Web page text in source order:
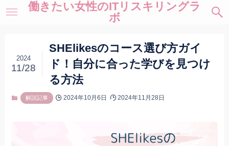
働きたい女性のITリスキリングラ
ボ
SHElikesのコース選び方ガイ
ド！自分に合った学びを見つけ
る方法
2024
11/28
解説記事 2024年10月6日 2024年11月28日